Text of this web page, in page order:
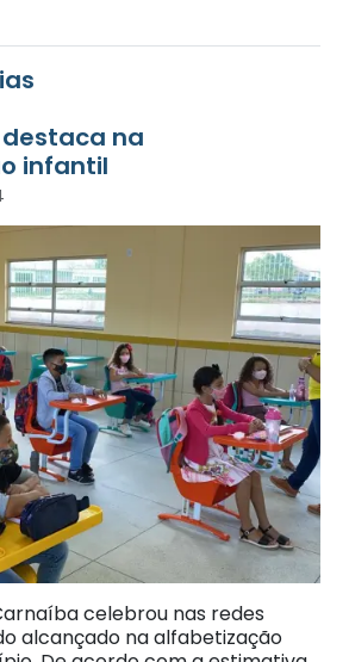
na
infantil
celebrou nas redes
alcançado na alfabetização